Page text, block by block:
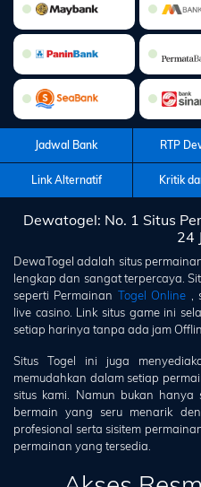
Jadwal Bank RTP
Link Alternatif Kritik
Dewatogel: No. 1 Situs
24
DewaTogel adalah situs
lengkap dan sangat terpercaya.
seperti Permainan Togel Online ,
live casino. Link situs game ini
setiap harinya tanpa ada jam
Situs Togel ini juga
memudahkan dalam setiap
situs kami. Namun bukan hanya
bermain yang seru menarik
profesional serta sisitem
permainan yang tersedia.